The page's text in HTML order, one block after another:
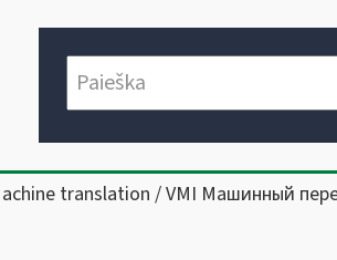
translation / VMI Машинный